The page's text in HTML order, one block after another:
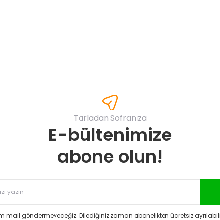
Tarladan Sofranıza
E-bültenimize
abone olun!
mail göndermeyeceğiz. Dilediğiniz zaman abonelikten ücretsiz